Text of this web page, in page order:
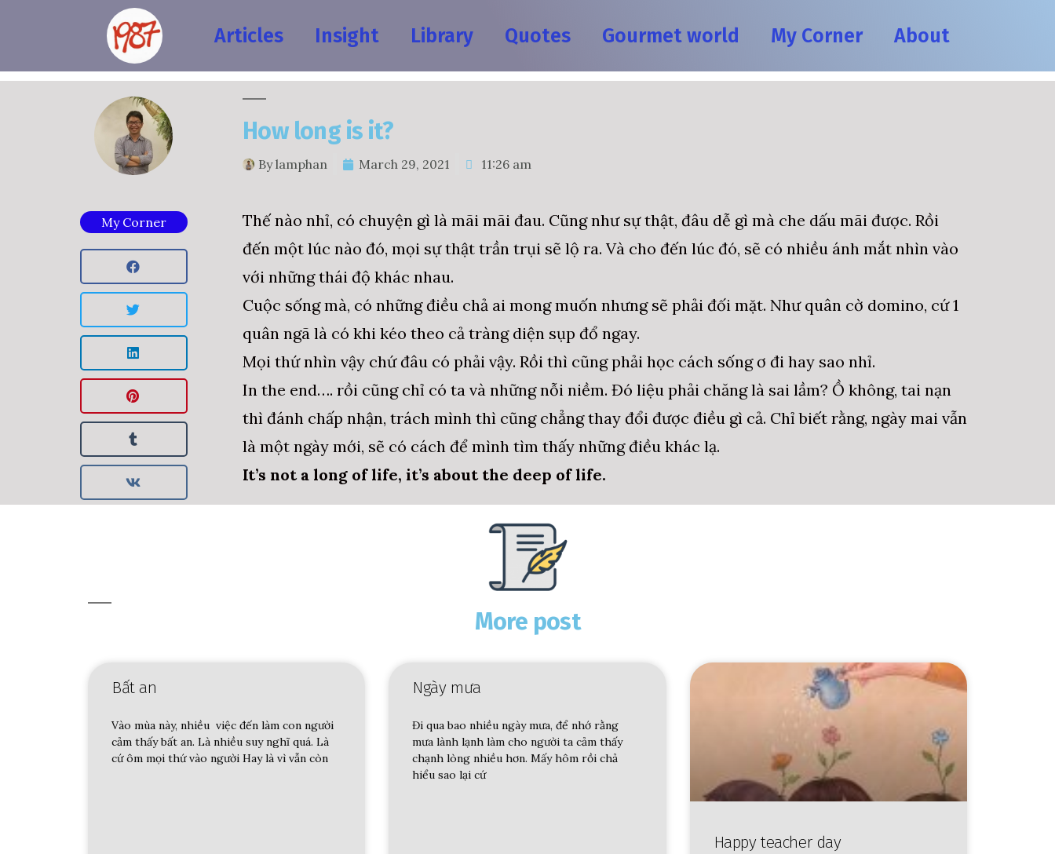
Articles Insight Library Quotes Gourmet world My Corner About
My Corner
How long is it?
Bylamphan March 29, 2021 11:26 am
Thế nào nhỉ, có chuyện gì là mãi mãi đau. Cũng như sự thật, đâu dễ gì mà che dấu mãi được. Rồi
đến một lúc nào đó, mọi sự thật trần trụi sẽ lộ ra. Và cho đến lúc đó, sẽ có nhiều ánh mắt nhìn vào
với những thái độ khác nhau.
Cuộc sống mà, có những điều chả ai mong muốn nhưng sẽ phải đối mặt. Như quân cờ domino, cứ 1
quân ngã là có khi kéo theo cả tràng diện sụp đổ ngay.
Mọi thứ nhìn vậy chứ đâu có phải vậy. Rồi thì cũng phải học cách sống ơ đi hay sao nhỉ.
In the end…. rồi cũng chỉ có ta và những nỗi niềm. Đó liệu phải chăng là sai lầm? Ồ không, tai nạn
thì đánh chấp nhận, trách mình thì cũng chẳng thay đổi được điều gì cả. Chỉ biết rằng, ngày mai vẫn
là một ngày mới, sẽ có cách để mình tìm thấy những điều khác lạ.
It’s not a long of life, it’s about the deep of life.
More post
Bất an
Vào mùa này, nhiều việc đến làm con người
cảm thấy bất an. Là nhiều suy nghĩ quá. Là
cứ ôm mọi thứ vào người Hay là vì vẫn còn
Ngày mưa
Đi qua bao nhiều ngày mưa, để nhớ rằng
mưa lành lạnh làm cho người ta cảm thấy
chạnh lòng nhiều hơn. Mấy hôm rồi chả
hiểu sao lại cứ
Happy teacher day